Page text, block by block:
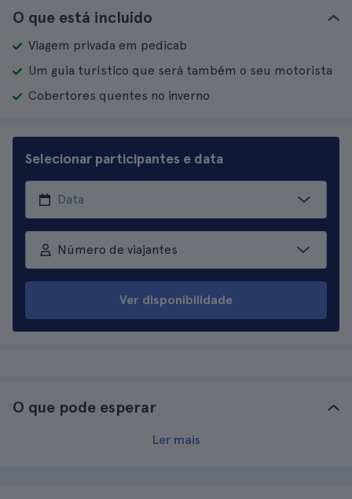
O que está incluído
Viagem privada em pedicab
Um guia turístico que será também o seu motorista
Cobertores quentes no inverno
Selecionar participantes e data
Número de viajantes
Ver disponibilidade
O que pode esperar
Ler mais